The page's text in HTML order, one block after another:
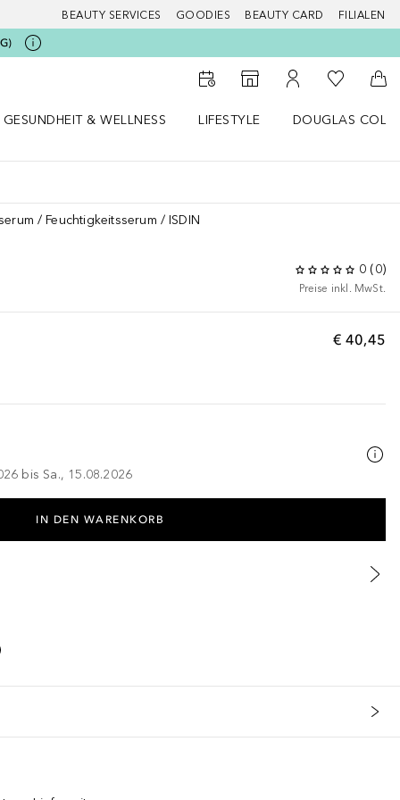
BEAUTY SERVICES GOODIES BEAUTY CARD FILIALEN
Zum Storefinder
Zu Meinem
Zu Meiner
GESUNDHEIT & WELLNESS
LIFESTYLE
DOUGLAS
Feuchtigkeitsserum ISDIN
0 (0)
Preise inkl. MwSt.
€ 40,45
bis Sa., 15.08.2026
IN DEN WARENKORB